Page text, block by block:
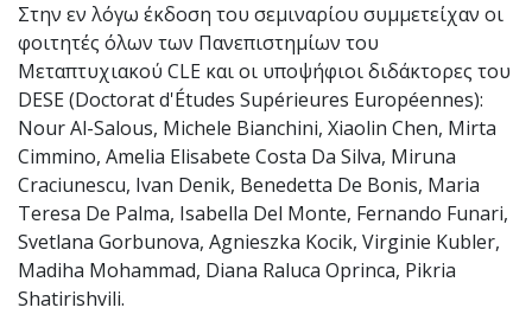
Στην εν λόγω έκδοση του σεμιναρίου συμμετείχαν οι
φοιτητές όλων των Πανεπιστημίων του
Μεταπτυχιακού CLE και οι υποψήφιοι διδάκτορες του
DESE (Doctorat d'Études Supérieures Européennes):
Nour Al-Salous, Michele Bianchini, Xiaolin Chen, Mirta
Cimmino, Amelia Elisabete Costa Da Silva, Miruna
Craciunescu, Ivan Denik, Benedetta De Bonis, Maria
Teresa De Palma, Isabella Del Monte, Fernando Funari,
Svetlana Gorbunova, Agnieszka Kocik, Virginie Kubler,
Madiha Mohammad, Diana Raluca Oprinca, Pikria
Shatirishvili.